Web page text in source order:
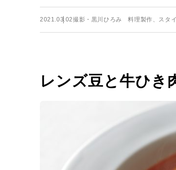
2021.03.02撮影・黒川ひろみ 料理製作、スタ
レンズ豆と牛ひき